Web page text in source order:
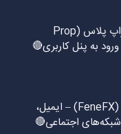
🔴آموزش ثبت نام پراپ پلاس (Prop
🔴پشتیبانی فنفیکس (FeneFX) – ایمیل،
اجتماعی🔴